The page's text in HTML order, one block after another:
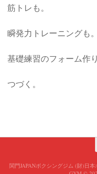
筋トレも。
瞬発力トレーニングも
基礎練習のフォーム作
つづく。
関門JAPANボクシングジム (財)日